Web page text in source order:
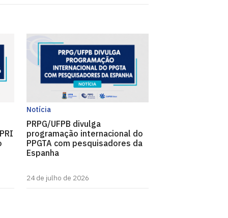
Notícia
PRPG/UFPB divulga
programação internacional do
PPGTA com pesquisadores da
Espanha
24 de julho de 2026